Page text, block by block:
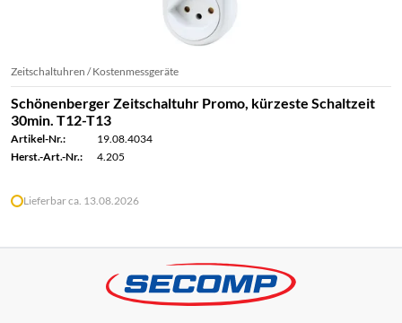
Zeitschaltuhren / Kostenmessgeräte
Schönenberger Zeitschaltuhr Promo, kürzeste Schaltzeit
30min. T12-T13
Artikel-Nr.:
19.08.4034
Herst.-Art.-Nr.:
4.205
Lieferbar ca. 13.08.2026